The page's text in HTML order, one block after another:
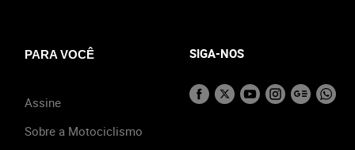
PARA VOCÊ
Assine
Sobre a Motociclismo
SIGA-NOS